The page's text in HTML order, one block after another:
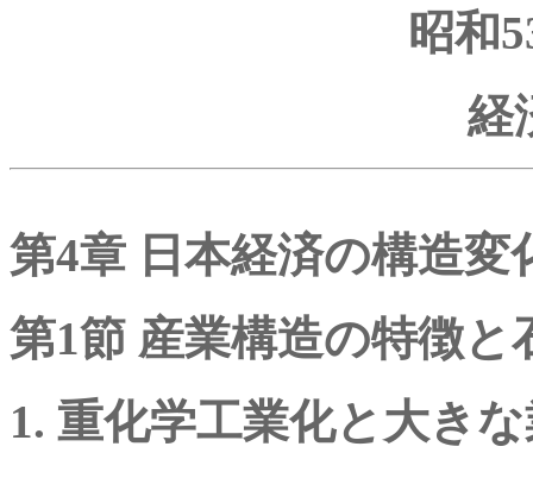
昭和
経
第4章 日本経済の構造変
第1節 産業構造の特徴と
1. 重化学工業化と大き